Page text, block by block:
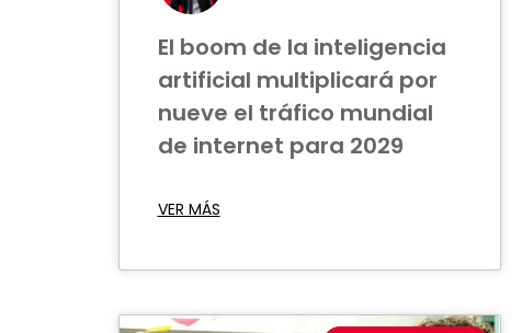
El boom de la inteligencia
artificial multiplicará por
nueve el tráfico mundial
de internet para 2029
VER MÁS